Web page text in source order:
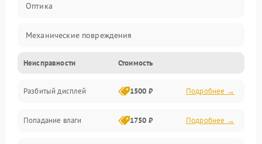
Оптика
Механические повреждения
Видео
Механика
Управление
Неисправности Стоимость
Разбитый дисплей 1500 ₽ Подробнее →
Попадание влаги 1750 ₽ Подробнее →